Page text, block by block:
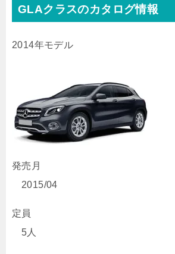
GLAクラスのカタログ情報
2014年モデル
発売月
2015/04
定員
5人